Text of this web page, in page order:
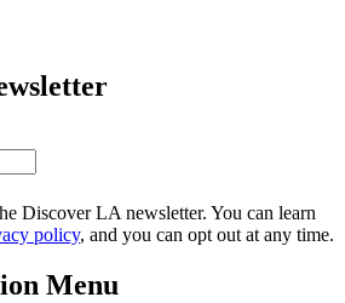
Discover LA newsletter. You can learn
policy, and you can opt out at any time.
Menu